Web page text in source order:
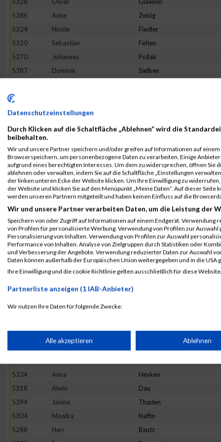
5286
Anke Zeisig
5324
Nicole Fiedler
5320
Sebastian Felten
5370
Johannes Pollak
5387
Dominik Siefken
5358
5333
Björn
5297
Herr Kutzbach
5363
5289
Marie Benz
5343
Sejd Komoni
5295
Tatjana Höhne
5316
Rainer Brase
5323
Romana Feustel
5380
Charlotte Schaefer
5292
Michael Cramm
5291
Sarah Brunke
5346
Merle Krautstrunk
5374
Petra
5284
Markus
5382
Olaf Schönefeldt
5334
Anna Heyken
5318
Alwin Dau
5394
Janina Thaden
5304
Monika Naffin
5288
Herr Bautz
Datenschutzeinstellungen
Durch Klicken auf die Schaltfläche „Ablehnen“ wird die
beibehalten.
Wir und unsere Partner speichern und/oder greifen auf Informationen auf einem
Browserspeichern, um personenbezogene Daten zu verarbeiten. Einige
aufgrund eines berechtigten Interesses. Um dem zu widersprechen, öffnen Sie
ablehnen oder verwalten, indem Sie auf die Schaltfläche „Einstellungen
der linken unteren Ecke der Website klicken. Um Ihre Einwilligung zu
der Website und klicken Sie auf den Menüpunkt „Meine Daten“. Auf dieser
werden unseren Partnern mitgeteilt und haben keinen Einfluss auf die
Wir und unsere Partner verarbeiten Daten, um die Leistung der
Speichern von oder Zugriff auf Informationen auf einem Endgerät. Verwendung
von Profilen für personalisierte Werbung. Verwendung von Profilen zur
Personalisierung von Inhalten. Verwendung von Profilen zur Auswahl
Performance von Inhalten. Analyse von Zielgruppen durch Statistiken oder
und Verbesserung der Angebote. Verwendung reduzierter Daten zur Auswahl
Daten können außerhalb der Europäischen Union weitergegeben und in die USA
Ihre Einwilligung und die cookie Richtlinie gelten ausschließlich für diese
Partnerliste anzeigen (1 IAB-Anbieter)
Wir nutzen Ihre Daten für folgende Zwecke:
Speichern von oder Zugriff auf Informationen auf einem
Erstellung von Profilen für personalisierte Werbung
Verwendung von Profilen zur Auswahl personalisierter Werbung
Alle akzeptieren Ablehnen